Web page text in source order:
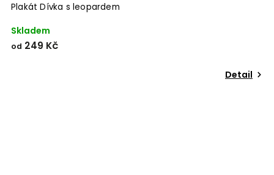
Plakát Dívka s leopardem
Skladem
od 249 Kč
Detail